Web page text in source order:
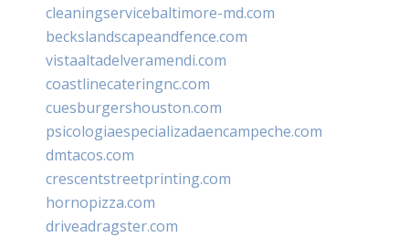
cleaningservicebaltimore-md.com
beckslandscapeandfence.com
vistaaltadelveramendi.com
coastlinecateringnc.com
cuesburgershouston.com
psicologiaespecializadaencampeche.com
dmtacos.com
crescentstreetprinting.com
hornopizza.com
driveadragster.com